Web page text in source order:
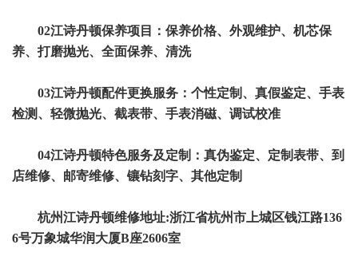
02江诗丹顿保养项目：保养价格、外观维护、机芯保
养、打磨抛光、全面保养、清洗
03江诗丹顿配件更换服务：个性定制、真假鉴定、手表
检测、轻微抛光、截表带、手表消磁、调试校准
04江诗丹顿特色服务及定制：真伪鉴定、定制表带、到
店维修、邮寄维修、镶钻刻字、其他定制
杭州江诗丹顿维修地址:浙江省杭州市上城区钱江路136
6号万象城华润大厦B座2606室